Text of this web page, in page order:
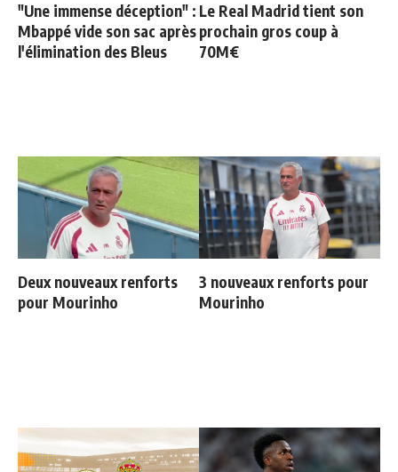
"Une immense déception" :
Mbappé vide son sac après
l'élimination des Bleus
Le Real Madrid tient son
prochain gros coup à
70M€
Deux nouveaux renforts
pour Mourinho
3 nouveaux renforts pour
Mourinho